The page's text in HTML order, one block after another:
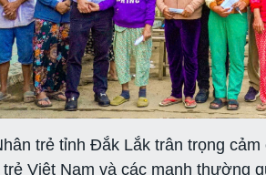
trẻ tỉnh Đắk Lắk trân trọng
Việt Nam và các mạnh thường